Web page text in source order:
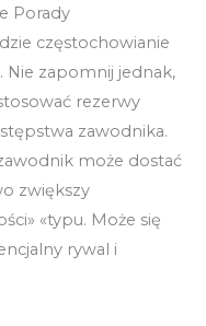
Porady
częstochowianie
Nie zapomnij jednak,
rezerwy
zawodnika.
może dostać
zwiększy
«typu. Może się
rywal i